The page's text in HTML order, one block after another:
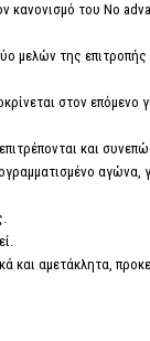
κανονισμό του No
μελών της
στον επόμενο
και
και αμετάκλητα,